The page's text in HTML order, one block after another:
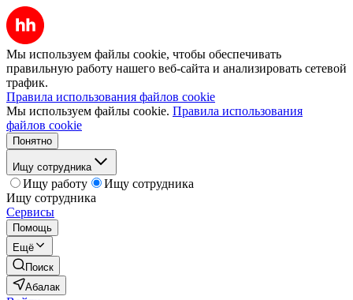
Мы используем файлы cookie, чтобы обеспечивать
правильную работу нашего веб-сайта и анализировать сетевой
трафик.
Правила использования файлов cookie
Мы используем файлы cookie. Правила использования
файлов cookie
Понятно
Ищу сотрудника
Ищу работу
Ищу сотрудника
Ищу сотрудника
Сервисы
Помощь
Ещё
Поиск
Абалак